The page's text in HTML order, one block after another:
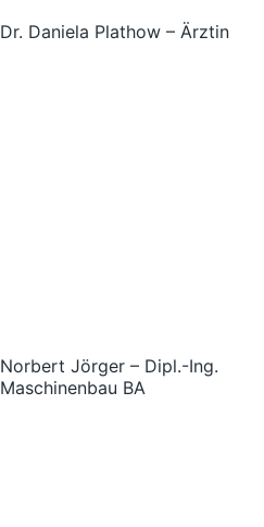
Dr. Daniela Plathow – Ärztin
Norbert Jörger – Dipl.-Ing.
Maschinenbau BA